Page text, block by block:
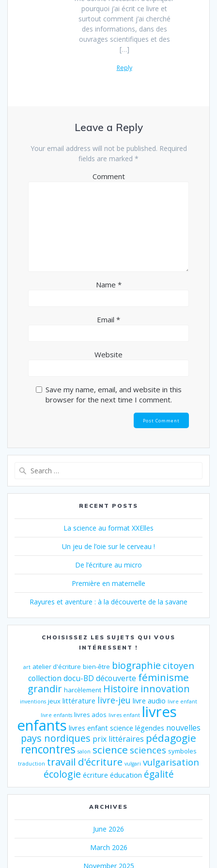
pourquoi j’ai écrit ce livre et
surtout comment j’ai cherché
des informations, dans des
ouvrages scientifiques et des
[…]
Reply
Leave a Reply
Your email address will not be published. Required
fields are marked *
Comment
Name *
Email *
Website
Save my name, email, and website in this
browser for the next time I comment.
RECENT POSTS
La science au format XXElles
Un jeu de l’oie sur le cerveau !
De l’écriture au micro
Première en maternelle
Rayures et aventure : à la découverte de la savane
CHOISISSEZ LES SUJETS QUI VOUS
INTÉRESSENT !
art atelier d'écriture bien-être biographie citoyen
collection docu-BD découverte féminisme
grandir harcèlement Histoire innovation
inventions jeux littérature livre-jeu livre audio livre enfant
livre enfants livres ados livres enfant livres
enfants livres enfant science légendes nouvelles
pays nordiques prix littéraires pédagogie
rencontres salon science sciences symboles
traduction travail d'écriture vulgari vulgarisation
écologie écriture éducation égalité
ARCHIVES
June 2026
March 2026
November 2025